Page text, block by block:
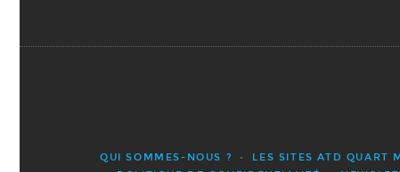
QUI SOMMES-NOUS ? LES SITES ATD QUART